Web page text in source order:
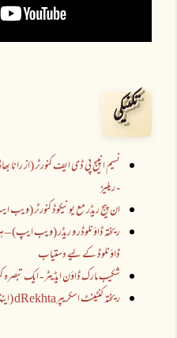
تکنیکی
نسیم انپیج پی ڈی ایف کنورٹر (از
- ریلیز
ان پیج ریڈر مع یونیکوڈ کنورٹر (ویب
ریختہ ڈاؤنلوڈر و ریڈر (ویب ایپ) –
ڈاؤنلوڈ کے لیے دستیاب
شکیب مارک ڈاؤن ایڈیٹر - ایک تبصرہ
ریختہ کنٹینٹ اسکریپرdRekhta (اینڈرائیڈ) - ریلیز